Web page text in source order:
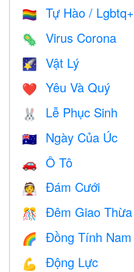
🏳️‍🌈 Tự Hào / Lgbtq+
🦠 Virus Corona
🌠 Vật Lý
❤️️ Yêu Và Quý
🐰 Lễ Phục Sinh
🇦🇺 Ngày Của Úc
🚗 Ô Tô
👰 Đám Cưới
🎊 Đêm Giao Thừa
🌈 Đồng Tính Nam
💪 Động Lực